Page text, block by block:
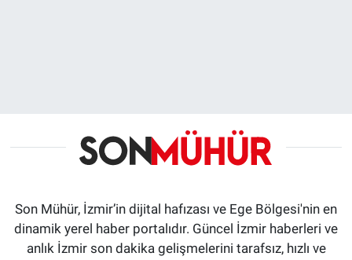
Son Mühür, İzmir’in dijital hafızası ve Ege Bölgesi'nin en
dinamik yerel haber portalıdır. Güncel İzmir haberleri ve
anlık İzmir son dakika gelişmelerini tarafsız, hızlı ve